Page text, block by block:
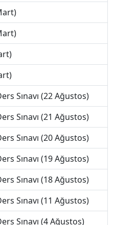
Sınavı (22 Ağustos)
Sınavı (21 Ağustos)
Sınavı (20 Ağustos)
Sınavı (19 Ağustos)
Sınavı (18 Ağustos)
Sınavı (11 Ağustos)
Sınavı (4 Ağustos)